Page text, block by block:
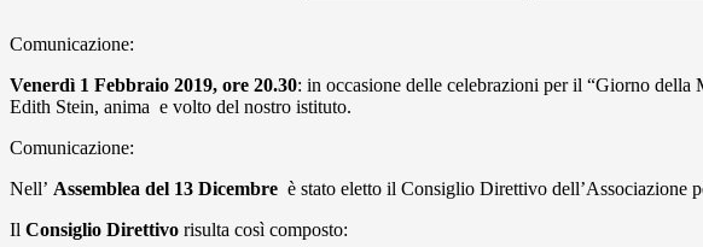
Comunicazione:
Venerdì 1 Febbraio 2019, ore 20.30: in occasione delle celebrazioni per il “Giorno della
Edith Stein, anima e volto del nostro istituto.
Comunicazione:
Nell’ Assemblea del 13 Dicembre è stato eletto il Consiglio Direttivo dell’Associazione
Il Consiglio Direttivo risulta così composto: